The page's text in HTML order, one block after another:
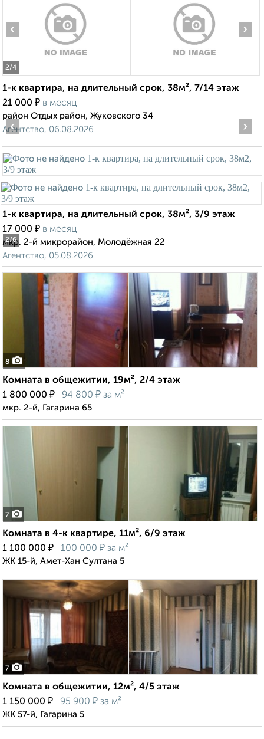
2/4
‹ ›
1-к квартира, на длительный срок, 38м², 7/14 этаж
21 000 ₽ в месяц
район Отдых район, Жуковского 34
Агентство, 06.08.2026
2/6
‹ ›
1-к квартира, на длительный срок, 38м², 3/9 этаж
17 000 ₽ в месяц
мкр. 2-й микрорайон, Молодёжная 22
Агентство, 05.08.2026
8
Комната в общежитии, 19м², 2/4 этаж
1 800 000 ₽ 94 800 ₽ за м²
мкр. 2-й, Гагарина 65
7
Комната в 4-к квартире, 11м², 6/9 этаж
1 100 000 ₽ 100 000 ₽ за м²
ЖК 15-й, Амет-Хан Султана 5
7
Комната в общежитии, 12м², 4/5 этаж
1 150 000 ₽ 95 900 ₽ за м²
ЖК 57-й, Гагарина 5